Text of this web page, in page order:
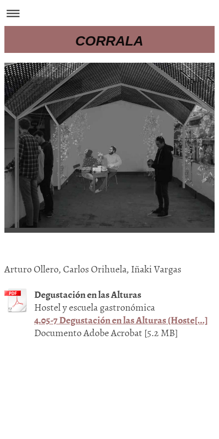
CORRALA
Arturo Ollero, Carlos Orihuela, Iñaki Vargas
Degustación en las Alturas
Hostel y escuela gastronómica
4.05-7 Degustación en las Alturas (Hoste[...]
Documento Adobe Acrobat [5.2 MB]